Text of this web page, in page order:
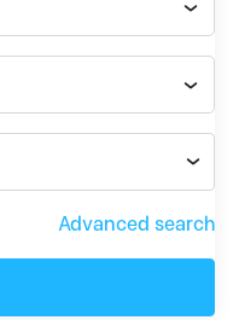
Advanced search